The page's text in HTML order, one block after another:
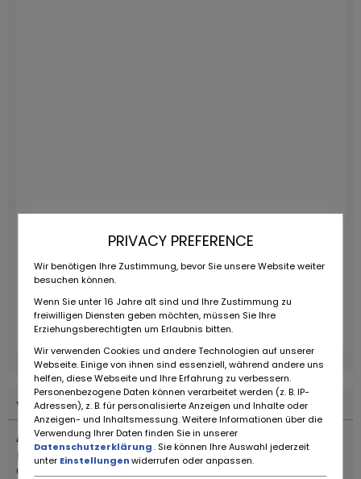
Voertuig Beschrijving
Archive Motorcycle AM-84 Scrambler 50cc
(déductible à 100 % en société). Comprend la mise en
circulation et la préparation des documents DIV.
PRIVACY PREFERENCE
Wir benötigen Ihre Zustimmung, bevor Sie unsere Website weiter
besuchen können.
Wenn Sie unter 16 Jahre alt sind und Ihre Zustimmung zu
freiwilligen Diensten geben möchten, müssen Sie Ihre
Erziehungsberechtigten um Erlaubnis bitten.
Wir verwenden Cookies und andere Technologien auf unserer
Webseite. Einige von ihnen sind essenziell, während andere uns
helfen, diese Webseite und Ihre Erfahrung zu verbessern.
Personenbezogene Daten können verarbeitet werden (z. B. IP-
Adressen), z. B. für personalisierte Anzeigen und Inhalte oder
Anzeigen- und Inhaltsmessung. Weitere Informationen über die
Verwendung Ihrer Daten finden Sie in unserer
Datenschutzerklärung. Sie können Ihre Auswahl jederzeit
unter Einstellungenwiderrufen oder anpassen.